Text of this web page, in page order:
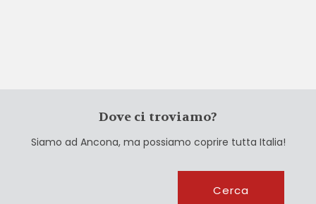
Dove ci troviamo?
Siamo ad Ancona, ma possiamo coprire tutta Italia!
Cerca